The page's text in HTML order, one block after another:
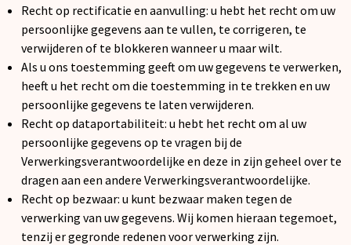
Recht op rectificatie en aanvulling: u hebt het recht om uw
persoonlijke gegevens aan te vullen, te corrigeren, te
verwijderen of te blokkeren wanneer u maar wilt.
Als u ons toestemming geeft om uw gegevens te verwerken,
heeft u het recht om die toestemming in te trekken en uw
persoonlijke gegevens te laten verwijderen.
Recht op dataportabiliteit: u hebt het recht om al uw
persoonlijke gegevens op te vragen bij de
Verwerkingsverantwoordelijke en deze in zijn geheel over te
dragen aan een andere Verwerkingsverantwoordelijke.
Recht op bezwaar: u kunt bezwaar maken tegen de
verwerking van uw gegevens. Wij komen hieraan tegemoet,
tenzij er gegronde redenen voor verwerking zijn.